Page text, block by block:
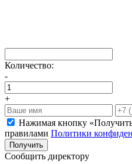
Количество:
-
+
Нажимая кнопку
правилами Политики
Получить
Сообщить директору